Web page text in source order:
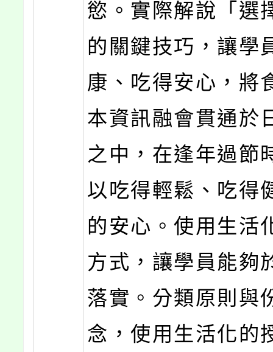
慾。實際解說「選
的關鍵技巧，讓學
康、吃得安心，將
本資訊融會貫通於
之中，在逢年過節
以吃得輕鬆、吃得
的安心。使用生活
方式，讓學員能夠
落實。分類原則與
念，使用生活化的